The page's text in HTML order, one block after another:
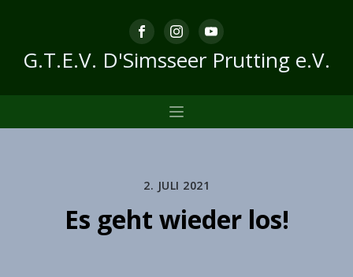
G.T.E.V. D'Simsseer Prutting e.V.
2. JULI 2021
Es geht wieder los!